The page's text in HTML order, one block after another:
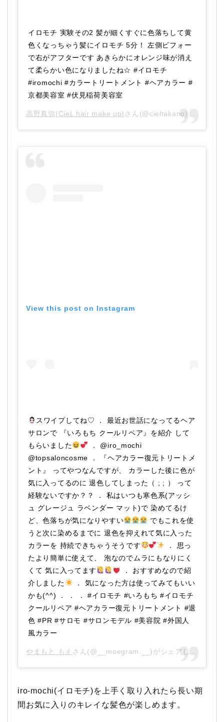
イロモチ 実験その2 髪が細くすぐに色落ちして黄
色くなっちゃう髪にイロモチ 5分！ 左側ビフォー
で右がアフターです あきらかにオレンジ味が消え
て柔らかい色になりましたね☆ #イロモチ
#iromochi #カラートリートメント #ヘアカラー #
京都美容室 #伏見稲荷美容室
高野真弥(CieL hair make up) さん(@cieltakano)がシェアした投稿 –
View this post on Instagram
スワイプしてね♡ ． 最近お世話になってるヘア
サロンで 『いろもち クールリペア』を紹介 して
もらいました
． @iro_mochi
@topsaloncosme ． 『ヘアカラー復元トリートメ
ント』 ってやつなんですが、 カラーした後に色が
気に入ってるのに 退色してしまった（ ; ; ） って
経験ないですか？？ ． 私はいつも寒色系(アッシ
ュ グレージュ ラベンダー マット)で 染めてるけ
ど、色落ちが気になりやすい
でもこれを使
うと次に染めるまでに 退色を抑えれて気に入った
カラーを 持続できちゃうそうです
． 思っ
たより簡単に使えて、 泡なのでムラにもなりにく
くて 気に入ってます
． おすすめなので紹
介しました
． 気になった方は使ってみてもいい
かも(^^) ． ． ． #イロモチ #いろもち #イロモチ
クールリペア #ヘアカラー復元トリートメント #退
色 #PR #サロモ #サロンモデル #美容院 #外国人
風カラー
やまもと もえ さん(@__moegram.__)がシェアした投稿 –
iro-mochi(イロモチ)を上手く取り入れたら長い期
間お気に入りのキレイな髪色が楽しめます。